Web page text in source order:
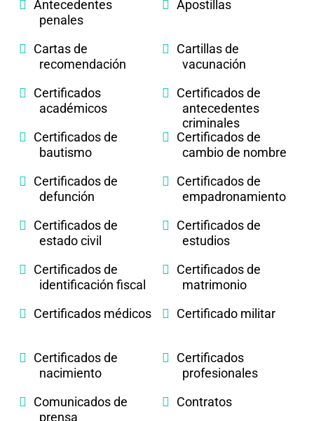
Antecedentes
penales
Apostillas
Cartas de
recomendación
Cartillas de
vacunación
Certificados
académicos
Certificados de
antecedentes
criminales
Certificados de
bautismo
Certificados de
cambio de nombre
Certificados de
defunción
Certificados de
empadronamiento
Certificados de
estado civil
Certificados de
estudios
Certificados de
identificación fiscal
Certificados de
matrimonio
Certificados médicos
Certificado militar
Certificados de
nacimiento
Certificados
profesionales
Comunicados de
prensa
Contratos